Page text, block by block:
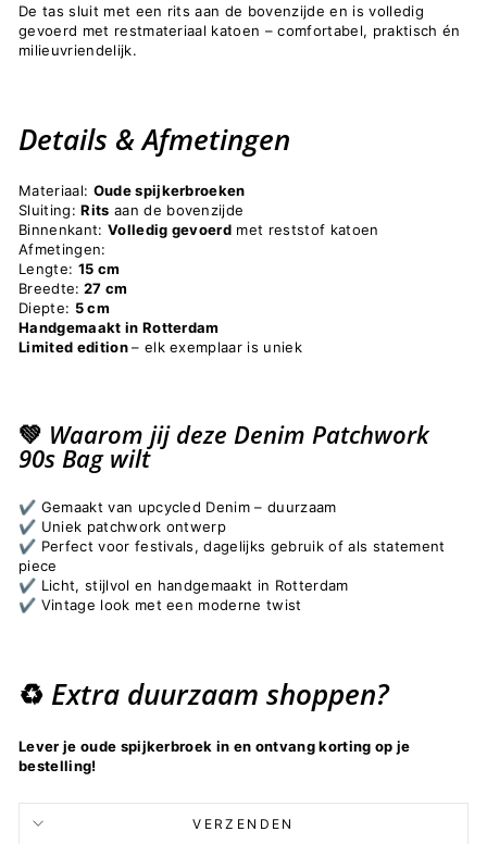
De tas sluit met een rits aan de bovenzijde en is volledig
gevoerd met restmateriaal katoen – comfortabel, praktisch én
milieuvriendelijk.
Details & Afmetingen
Materiaal: Oude spijkerbroeken
Sluiting: Rits aan de bovenzijde
Binnenkant: Volledig gevoerd met reststof katoen
Afmetingen:
Lengte: 15 cm
Breedte: 27 cm
Diepte: 5 cm
Handgemaakt in Rotterdam
Limited edition – elk exemplaar is uniek
💚 Waarom jij deze Denim Patchwork
90s Bag wilt
✔️ Gemaakt van upcycled Denim – duurzaam
✔️ Uniek patchwork ontwerp
✔️ Perfect voor festivals, dagelijks gebruik of als statement
piece
✔️ Licht, stijlvol en handgemaakt in Rotterdam
✔️ Vintage look met een moderne twist
♻️ Extra duurzaam shoppen?
Lever je oude spijkerbroek in en ontvang korting op je
bestelling!
VERZENDEN